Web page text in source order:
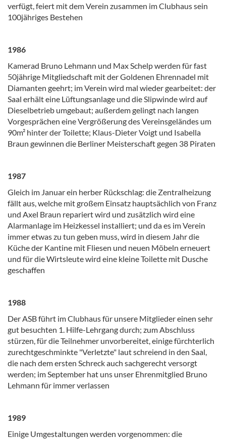
verfügt, feiert mit dem Verein zusammen im Clubhaus sein
100jähriges Bestehen
1986
Kamerad Bruno Lehmann und Max Schelp werden für fast
50jährige Mitgliedschaft mit der Goldenen Ehrennadel mit
Diamanten geehrt; im Verein wird mal wieder gearbeitet: der
Saal erhält eine Lüftungsanlage und die Slipwinde wird auf
Dieselbetrieb umgebaut; außerdem gelingt nach langen
Vorgesprächen eine Vergrößerung des Vereinsgeländes um
90m² hinter der Toilette; Klaus-Dieter Voigt und Isabella
Braun gewinnen die Berliner Meisterschaft gegen 38 Piraten
1987
Gleich im Januar ein herber Rückschlag: die Zentralheizung
fällt aus, welche mit großem Einsatz hauptsächlich von Franz
und Axel Braun repariert wird und zusätzlich wird eine
Alarmanlage im Heizkessel installiert; und da es im Verein
immer etwas zu tun geben muss, wird in diesem Jahr die
Küche der Kantine mit Fliesen und neuen Möbeln erneuert
und für die Wirtsleute wird eine kleine Toilette mit Dusche
geschaffen
1988
Der ASB führt im Clubhaus für unsere Mitglieder einen sehr
gut besuchten 1. Hilfe-Lehrgang durch; zum Abschluss
stürzen, für die Teilnehmer unvorbereitet, einige fürchterlich
zurechtgeschminkte "Verletzte" laut schreiend in den Saal,
die nach dem ersten Schreck auch sachgerecht versorgt
werden; im September hat uns unser Ehrenmitglied Bruno
Lehmann für immer verlassen
1989
Einige Umgestaltungen werden vorgenommen: die